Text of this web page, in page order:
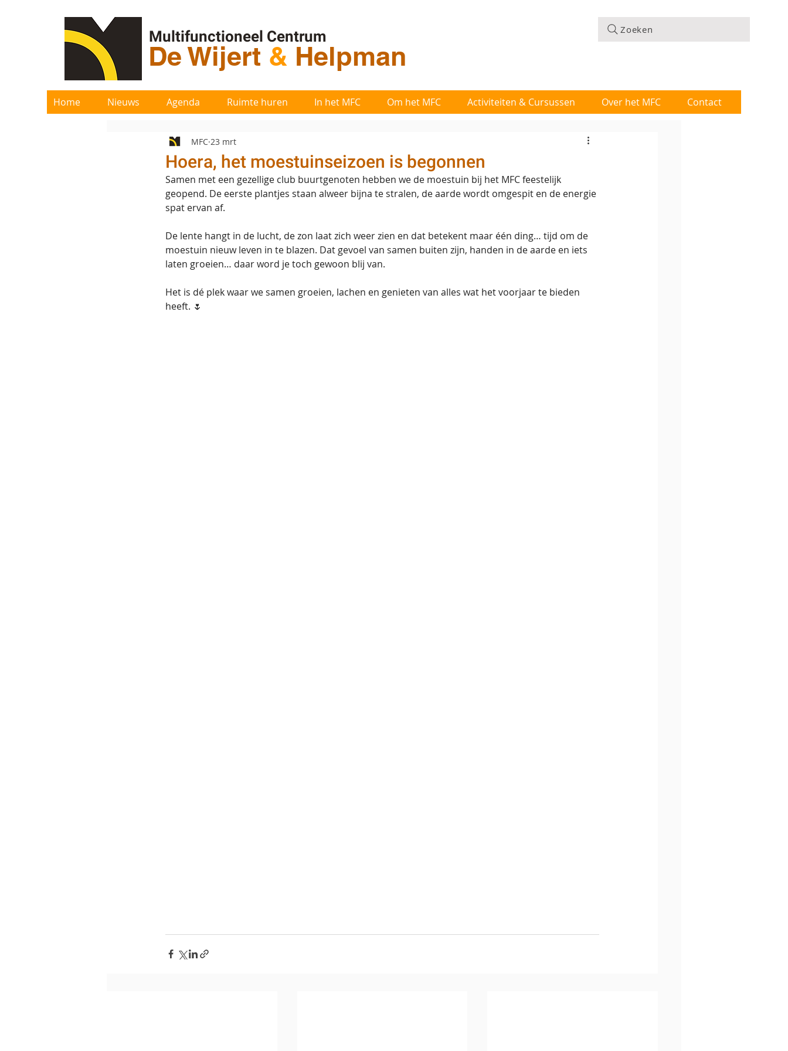
Multifunctioneel Centrum
De Wijert & Helpman
Zoeken
Home Nieuws Agenda Ruimte huren In het MFC Om het MFC Activiteiten & Cursussen Over het MFC Contact
Hoera, het moestuinseizoen is begonnen
MFC 23 mrt
Samen met een gezellige club buurtgenoten hebben we de moestuin bij het MFC feestelijk
geopend. De eerste plantjes staan alweer bijna te stralen, de aarde wordt omgespit en de energie
spat ervan af.
De lente hangt in de lucht, de zon laat zich weer zien en dat betekent maar één ding… tijd om de
moestuin nieuw leven in te blazen. Dat gevoel van samen buiten zijn, handen in de aarde en iets
laten groeien… daar word je toch gewoon blij van.
Het is dé plek waar we samen groeien, lachen en genieten van alles wat het voorjaar te bieden
heeft. 🌷